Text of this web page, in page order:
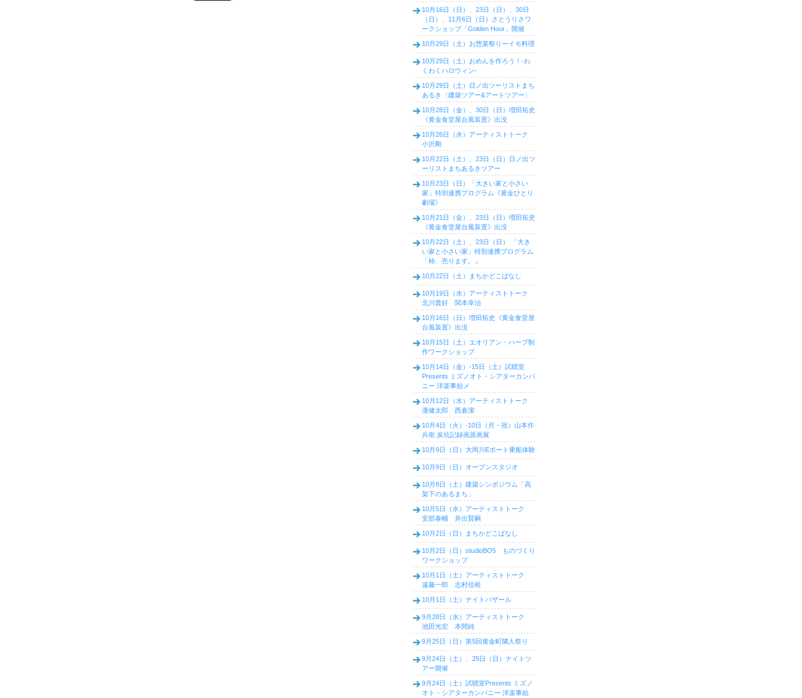
10月16日（日）、23日（日）、30日
（日）、11月6日（日）さとうりさワ
ークショップ「Golden Hour」開催
10月29日（土）お惣菜祭りーイモ料理
10月29日（土）おめんを作ろう！-わ
くわくハロウィン-
10月29日（土）日ノ出ツーリストまち
あるき〈建築ツアー&アートツアー〉
10月28日（金）、30日（日）増田拓史
《黄金食堂屋台風装置》出没
10月26日（水）アーティストトーク
小沢剛
10月22日（土）、23日（日）日ノ出ツ
ーリストまちあるきツアー
10月23日（日）「大きい家と小さい
家」特別連携プログラム《黄金ひとり
劇場》
10月21日（金）、23日（日）増田拓史
《黄金食堂屋台風装置》出没
10月22日（土）、23日（日） 「大き
い家と小さい家」特別連携プログラム
「柿、売ります。」
10月22日（土）まちかどこばなし
10月19日（水）アーティストトーク
北川貴好 関本幸治
10月16日（日）増田拓史《黄金食堂屋
台風装置》出没
10月15日（土）エオリアン・ハープ制
作ワークショップ
10月14日（金）-15日（土）試聴室
Presents ミズノオト・シアターカンパ
ニー 洋楽事始メ
10月12日（水）アーティストトーク
瀧健太郎 西倉潔
10月4日（火）-10日（月・祝）山本作
兵衛 炭坑記録画原画展
10月9日（日）大岡川Eボート乗船体験
10月9日（日）オープンスタジオ
10月8日（土）建築シンポジウム「高
架下のあるまち」
10月5日（水）アーティストトーク
安部泰輔 井出賢嗣
10月2日（日）まちかどこばなし
10月2日（日）studioBO5 ものづくり
ワークショップ
10月1日（土）アーティストトーク
遠藤一郎 志村信裕
10月1日（土）ナイトバザール
9月28日（水）アーティストトーク
池田光宏 本間純
9月25日（日）第5回黄金町隣人祭り
9月24日（土）、25日（日）ナイトツ
アー開催
9月24日（土）試聴室Presents ミズノ
オト・シアターカンパニー 洋楽事始